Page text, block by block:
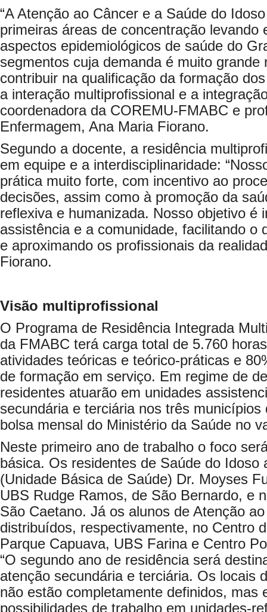
“A Atenção ao Câncer e a Saúde do
primeiras áreas de concentração levando
aspectos epidemiológicos de saúde do
segmentos cuja demanda é muito grande
contribuir na qualificação da formação
a interação multiprofissional e a
coordenadora da COREMU-FMABC e
Enfermagem, Ana Maria Fiorano.
Segundo a docente, a residência
em equipe e a interdisciplinaridade:
prática muito forte, com incentivo ao
decisões, assim como à promoção da
reflexiva e humanizada. Nosso objetivo é
assistência e a comunidade, facilitando o
e aproximando os profissionais da
Fiorano.
Visão multiprofissional
O Programa de Residência Integrada
da FMABC terá carga total de 5.760
atividades teóricas e teórico-práticas e
de formação em serviço. Em regime de
residentes atuarão em unidades
secundária e terciária nos três municípios
bolsa mensal do Ministério da Saúde no
Neste primeiro ano de trabalho o foco
básica. Os residentes de Saúde do Idoso
(Unidade Básica de Saúde) Dr. Moyses
UBS Rudge Ramos, de São Bernardo, e
São Caetano. Já os alunos de Atenção
distribuídos, respectivamente, no Centro
Parque Capuava, UBS Farina e Centro
“O segundo ano de residência será
atenção secundária e terciária. Os locais
não estão completamente definidos, mas
possibilidades de trabalho em unidades-